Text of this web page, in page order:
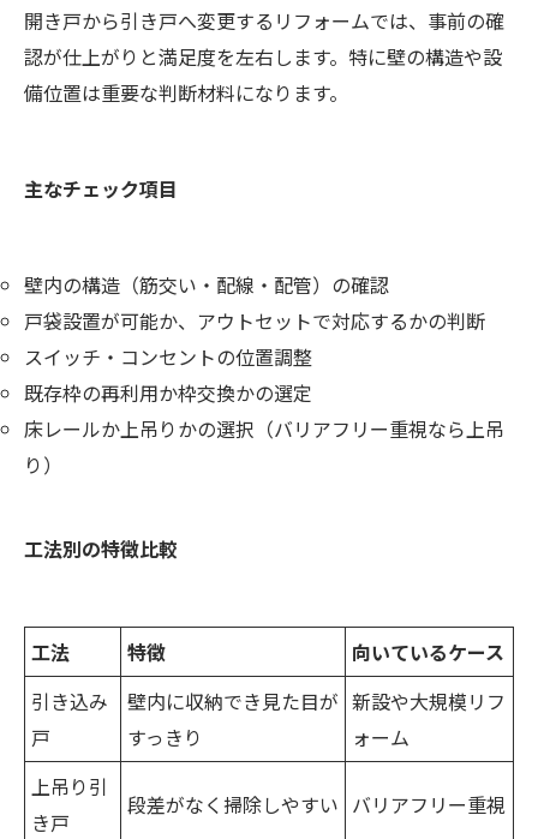
開き戸から引き戸へ変更するリフォームでは、事前の確
認が仕上がりと満足度を左右します。特に壁の構造や設
備位置は重要な判断材料になります。
主なチェック項目
壁内の構造（筋交い・配線・配管）の確認
戸袋設置が可能か、アウトセットで対応するかの判断
スイッチ・コンセントの位置調整
既存枠の再利用か枠交換かの選定
床レールか上吊りかの選択（バリアフリー重視なら上吊
り）
工法別の特徴比較
工法 特徴
向いているケース
引き込み
戸
壁内に収納でき見た目が
すっきり
新設や大規模リフ
ォーム
上吊り引
き戸
段差がなく掃除しやすい バリアフリー重視